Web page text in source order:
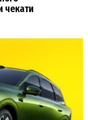
чекати